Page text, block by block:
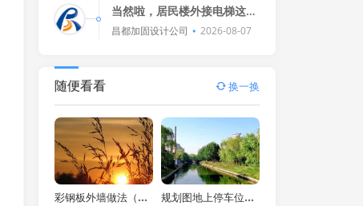
血沸腾！🎬💪
当然啦，居民楼外接电梯这事
儿，在法律上可没那么简单，
昌都加固设计公司 2026-08-07
随便看看 换一换
彩钢板外墙做法（彩钢板外墙做法图集） 规划图地上停车位的图例怎么表示（地下停车场布置平面图）